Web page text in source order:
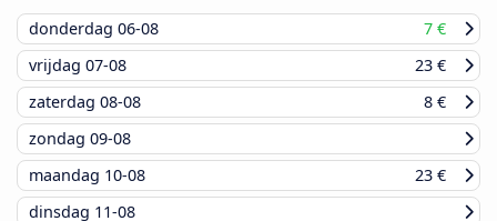
donderdag 06-08
7 €
vrijdag 07-08
23 €
zaterdag 08-08
8 €
zondag 09-08
maandag 10-08
23 €
dinsdag 11-08